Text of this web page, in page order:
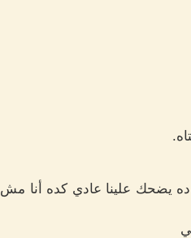
يضحك علينا عادي كده أنا مش